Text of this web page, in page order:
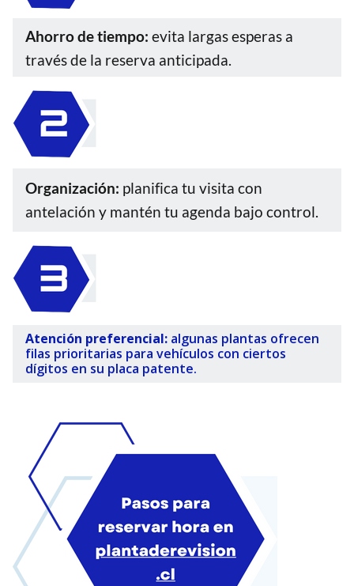
Ahorro de tiempo: evita largas esperas a
través de la reserva anticipada.
Organización: planifica tu visita con
antelación y mantén tu agenda bajo control.
Atención preferencial: algunas plantas ofrecen
filas prioritarias para vehículos con ciertos
dígitos en su placa patente.